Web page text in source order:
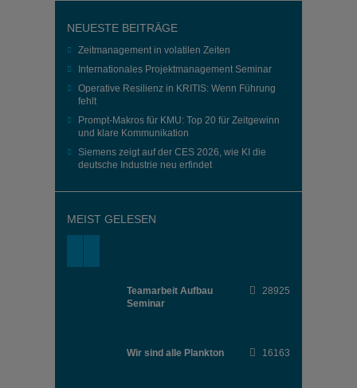
NEUESTE BEITRÄGE
Zeitmanagement in volatilen Zeiten
Internationales Projektmanagement Seminar
Operative Resilienz in KRITIS: Wenn Führung
fehlt
Prompt-Makros für KMU: Top 20 für Zeitgewinn
und klare Kommunikation
Siemens zeigt auf der CES 2026, wie KI die
deutsche Industrie neu erfindet
MEIST GELESEN
Teamarbeit Aufbau
Seminar
28925
Wir sind alle Plankton 16163